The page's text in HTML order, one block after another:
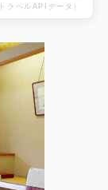
トラベルAPIデータ）